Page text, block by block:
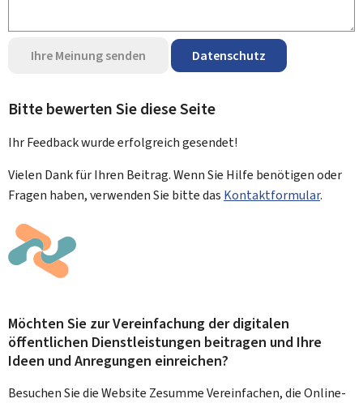
Ihre Meinung senden Datenschutz
Bitte bewerten Sie diese Seite
Ihr Feedback wurdeerfolgreichgesendet!
Vielen Dank für Ihren Beitrag. Wenn Sie Hilfe benötigen oder
Fragen haben, verwenden Sie bitte das Kontaktformular.
Möchten Sie zur Vereinfachung der digitalen
öffentlichen Dienstleistungen beitragen und Ihre
Ideen und Anregungen einreichen?
Besuchen Sie die Website Zesumme Vereinfachen, die Online-